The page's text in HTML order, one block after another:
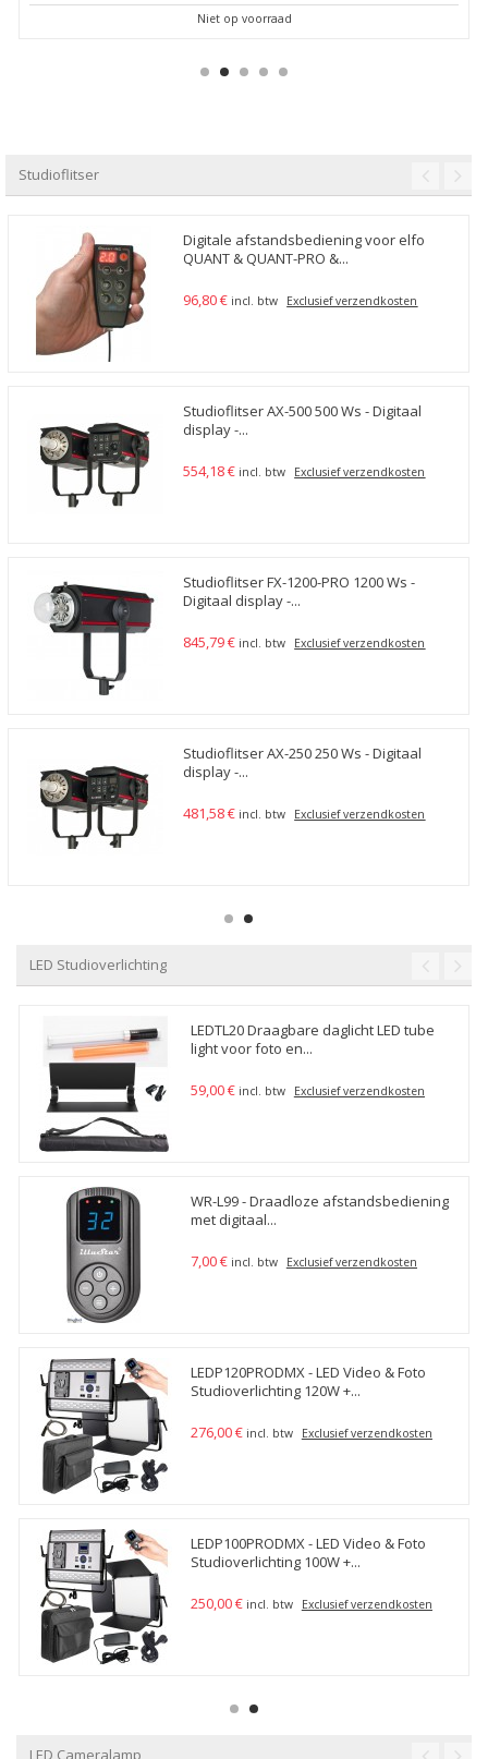
Niet op voorraad
Studioflitser
Digitale afstandsbediening voor elfo
QUANT & QUANT-PRO &...
96,80 € incl. btw Exclusief verzendkosten
Studioflitser AX-500 500 Ws - Digitaal
display -...
554,18 € incl. btw Exclusief verzendkosten
Studioflitser FX-1200-PRO 1200 Ws -
Digitaal display -...
845,79 € incl. btw Exclusief verzendkosten
Studioflitser AX-250 250 Ws - Digitaal
display -...
481,58 € incl. btw Exclusief verzendkosten
LED Studioverlichting
LEDTL20 Draagbare daglicht LED tube
light voor foto en...
59,00 € incl. btw Exclusief verzendkosten
WR-L99 - Draadloze afstandsbediening
met digitaal...
7,00 € incl. btw Exclusief verzendkosten
LEDP120PRODMX - LED Video & Foto
Studioverlichting 120W +...
276,00 € incl. btw Exclusief verzendkosten
LEDP100PRODMX - LED Video & Foto
Studioverlichting 100W +...
250,00 € incl. btw Exclusief verzendkosten
LED Cameralamp